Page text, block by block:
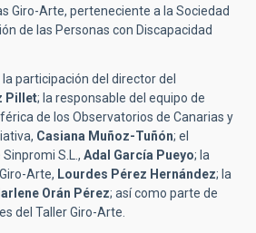
Giro-Arte, perteneciente a la Sociedad
de las Personas con Discapacidad
participación del director del
Pillet; la responsable del equipo de
de los Observatorios de Canarias y
Casiana Muñoz-Tuñón; el
S.L., Adal García Pueyo; la
Arte, Lourdes Pérez Hernández; la
Orán Pérez; así como parte de
del Taller Giro-Arte.